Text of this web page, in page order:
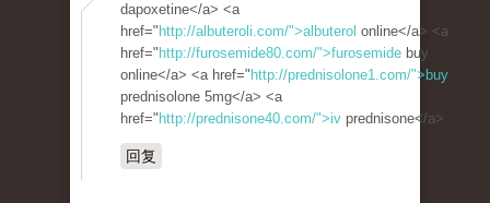
dapoxetine</a> <a
href=" http://albuteroli.com/">albuterol online</a> <a
href=" http://furosemide80.com/">furosemide buy
online</a> <a href=" http://prednisolone1.com/">buy
prednisolone 5mg</a> <a
href=" http://prednisone40.com/">iv prednisone</a>
回复